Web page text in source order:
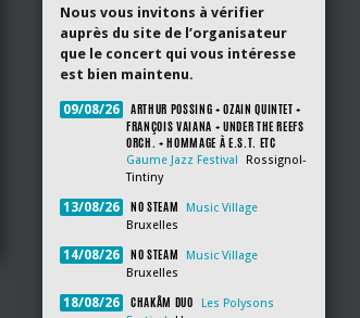
Nous vous invitons à vérifier
auprès du site de l’organisateur
que le concert qui vous intéresse
est bien maintenu.
09/08/26
ARTHUR POSSING + OZAIN QUINTET +
FRANÇOIS VAIANA + UNDER THE REEFS
ORCH. + HOMMAGE À E.S.T. ETC
Gaume Jazz Festival
Rossignol-
Tintiny
13/08/26 NO STEAM
Music Village
Bruxelles
14/08/26 NO STEAM
Music Village
Bruxelles
18/08/26 CHAKÂM DUO
Les Polysons